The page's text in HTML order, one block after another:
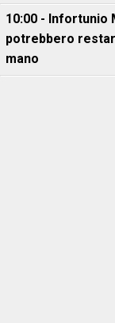
10:00 - Infortunio
potrebbero
mano